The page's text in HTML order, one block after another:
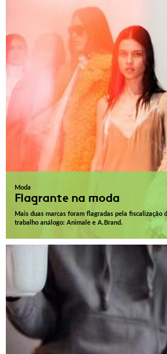
Moda
Flagrante na moda
Mais duas marcas foram flagradas pela fiscalização
trabalho análogo: Animale e A.Brand.